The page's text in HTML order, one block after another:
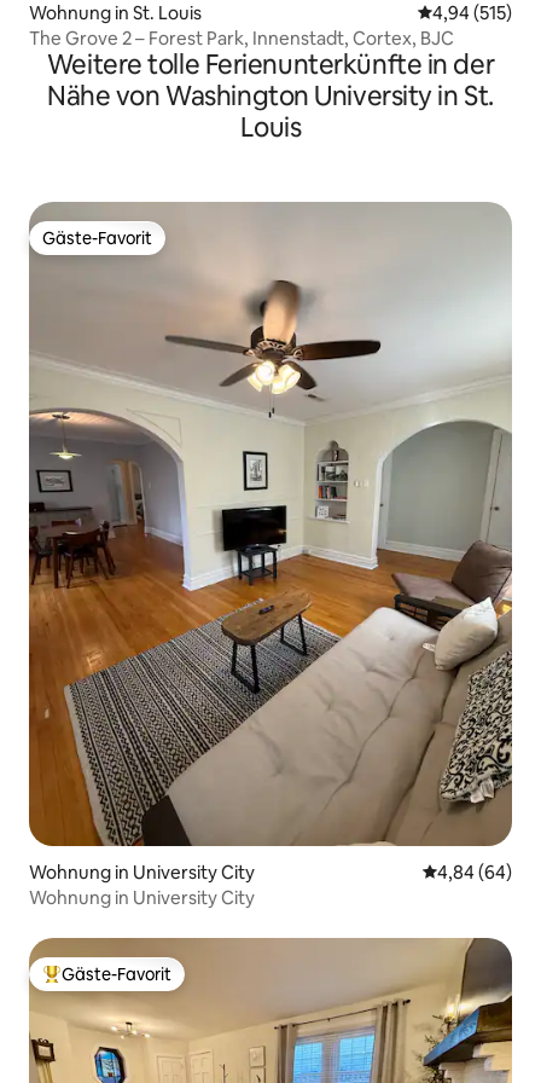
Wohnung in St. Louis
4,94 (515)
The Grove 2 – Forest Park, Innenstadt, Cortex, BJC
Weitere tolle Ferienunterkünfte in der
Nähe von Washington University in St.
Louis
Gäste-Favorit
Gäste-Favorit
Wohnung in University City
4,84 (64)
Wohnung in University City
Beliebter Gäste-Favorit.
Gäste-Favorit